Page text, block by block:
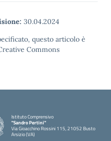
30.04.2024
questo articolo è
Commons
Istituto Comprensivo
"Sandro Pertini"
Via Gioacchino Rossini 115, 21052 Busto
Arsizio (VA)